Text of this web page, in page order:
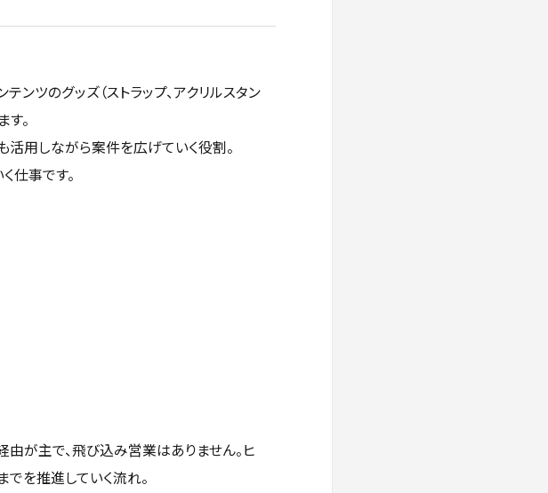
ンツのグッズ（ストラップ、アクリルスタン
。
用しながら案件を広げていく役割。
仕事です。
が主で、飛び込み営業はありません。ヒ
を推進していく流れ。